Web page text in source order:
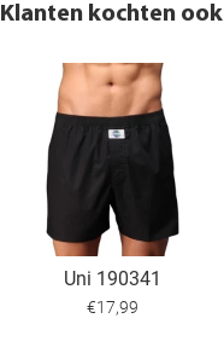
Klanten kochten ook
Uni 190341
€17,99